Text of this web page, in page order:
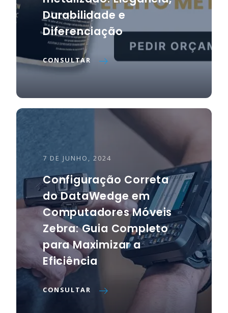
Durabilidade e
Diferenciação
CONSULTAR
7 DE JUNHO, 2024
Configuração Correta
do DataWedge em
Computadores Móveis
Zebra: Guia Completo
para Maximizar a
Eficiência
CONSULTAR
Altronix aumenta
capital social de
100.000€ para 500.000€
CONSULTAR
23 DE MARÇO, 2022
Altronix renova o